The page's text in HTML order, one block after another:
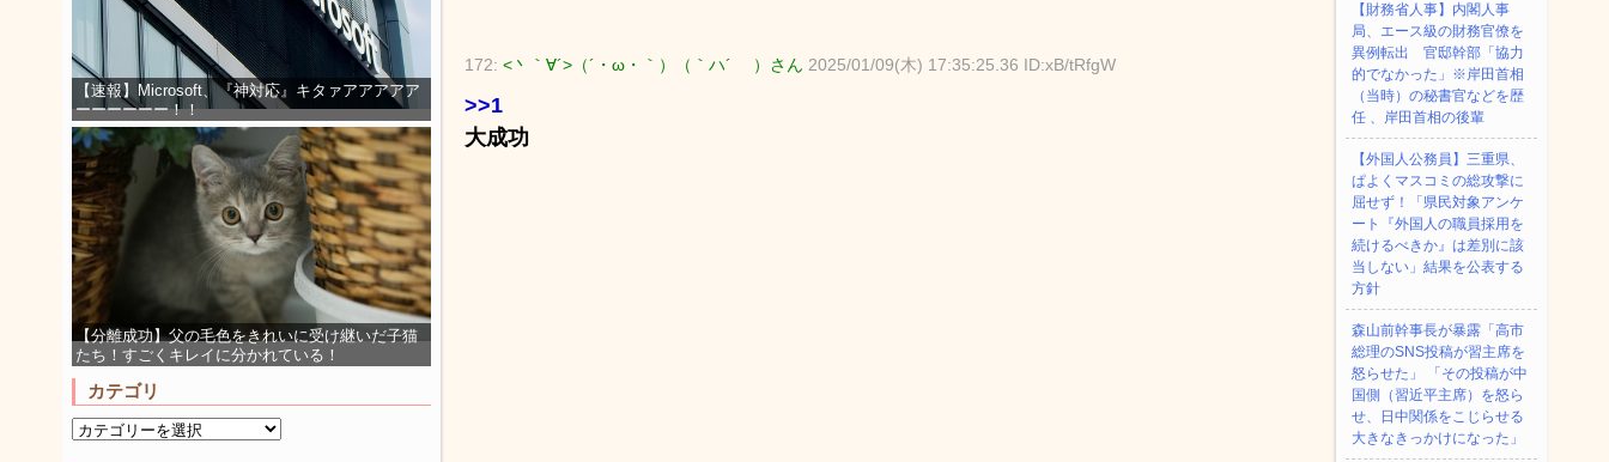
【速報】Microsoft、『神対応』キタァアアアアア
ーーーーーー！！
【分離成功】父の毛色をきれいに受け継いだ子猫
たち！すごくキレイに分かれている！
カテゴリ
172: <丶｀∀´>（´・ω・｀）（｀ハ´ ）さん 2025/01/09(木) 17:35:25.36 ID:xB/tRfgW
>>1
大成功
【財務省人事】内閣人事
局、エース級の財務官僚を
異例転出 官邸幹部「協力
的でなかった」※岸田首相
（当時）の秘書官などを歴
任 、岸田首相の後輩
【外国人公務員】三重県、
ぱよくマスコミの総攻撃に
屈せず！「県民対象アンケ
ート『外国人の職員採用を
続けるべきか』は差別に該
当しない」結果を公表する
方針
森山前幹事長が暴露「高市
総理のSNS投稿が習主席を
怒らせた」 「その投稿が中
国側（習近平主席）を怒ら
せ、日中関係をこじらせる
大きなきっかけになった」